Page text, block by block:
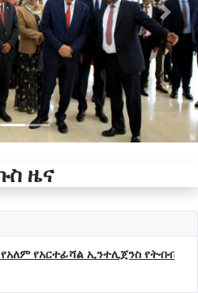
Next
ዜና
የአርተፊሻል ኢንተሊጀንስ የትብብር